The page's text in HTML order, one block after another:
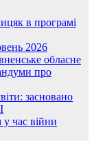
в програмі
2026
обласне
про
засновано
час війни